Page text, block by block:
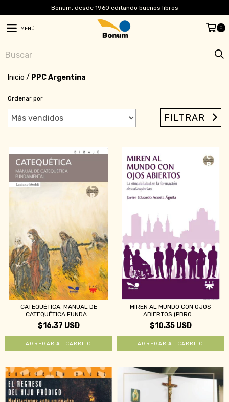
Bonum, desde 1960 editando buenos libros
MENÚ 0
Inicio / PPC Argentina
Ordenar por
FILTRAR
CATEQUÉTICA. MANUAL DE
CATEQUÉTICA FUNDA...
$16.37 USD
MIREN AL MUNDO CON OJOS
ABIERTOS (PBRO....
$10.35 USD